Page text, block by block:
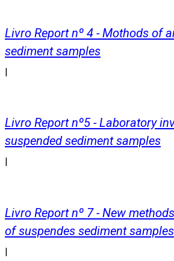
Livro Report nº 4 - Mothods of
sediment samples
|
Livro Report nº5 - Laboratory
suspended sediment samples
Livro Report nº 7 - New
of suspendes sediment samples
|